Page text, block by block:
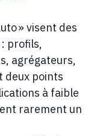
» visent des
profils,
agrégateurs,
deux points
à faible
rarement un